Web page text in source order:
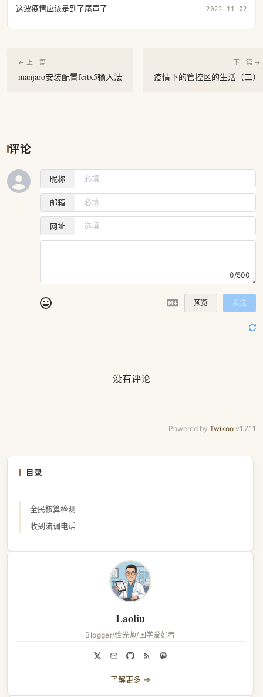
这波疫情应该是到了尾声了 2022-11-02
← 上一篇
manjaro安装配置fcitx5输入法
下一篇 →
疫情下的管控区的生活（二）
评论
昵称
邮箱
网址
0/500
预览 发送
没有评论
Powered by Twikoo v1.7.11
Laoliu
Blogger/验光师/国学爱好者
了解更多 →
目录
全民核算检测
收到流调电话